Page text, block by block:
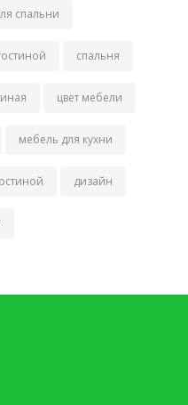
спальни
спальня
цвет мебели
мебель для кухни
дизайн